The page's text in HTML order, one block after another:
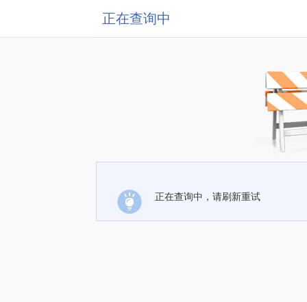
正在查询中
正在查询中，请刷新重试